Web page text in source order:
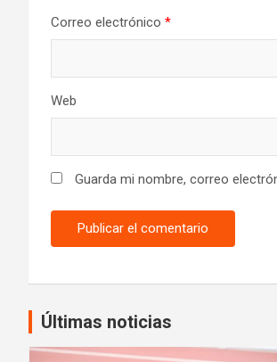
Correo electrónico *
Web
Guarda mi nombre, correo
Últimas noticias